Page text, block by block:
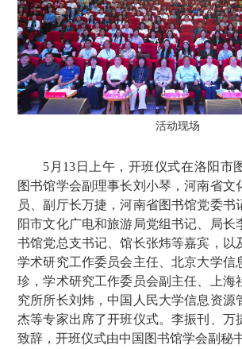
活动现场
5月13日上午，开班仪式在洛阳市
图书馆学会副理事长刘小琴，河南省文
员、副厅长万捷，河南省图书馆党委书
阳市文化广电和旅游局党组书记、局长
书馆党总支书记、馆长张炜等嘉宾，以
学术研究工作委员会主任、北京大学信
珍，学术研究工作委员会副主任、上海
究所所长刘炜，中国人民大学信息资源
杰等专家出席了开班仪式。李振刊、万
致辞，开班仪式由中国图书馆学会副秘